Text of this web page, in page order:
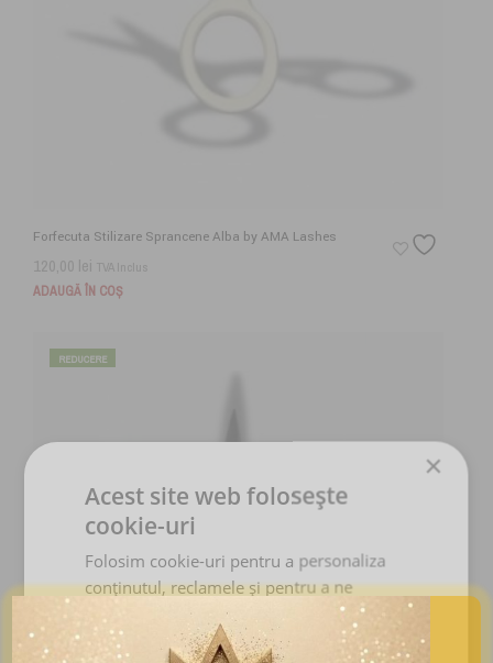
Forfecuta Stilizare Sprancene Alba by AMA Lashes
120,00lei TVA Inclus
ADAUGĂ ÎN COȘ
REDUCERE
×
Acest site web folosește
cookie-uri
Folosim cookie-uri pentru a personaliza
conținutul, reclamele și pentru a ne
analiza traficul. De asemenea, împărtășim
informații despre utilizarea site-ului